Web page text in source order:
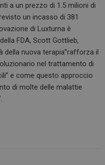
a un prezzo di 1.5 milioni di
un incasso di 381
di Luxturna è
FDA, Scott Gottlieb,
della nuova terapia”rafforza il
nel trattamento di
e come questo approccio
di molte delle malattie